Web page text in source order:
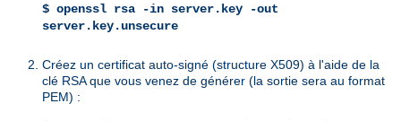
$ openssl rsa -in server.key -out
server.key.unsecure
Créez un certificat auto-signé (structure X509) à l'aide de la
clé RSA que vous venez de générer (la sortie sera au format
PEM) :